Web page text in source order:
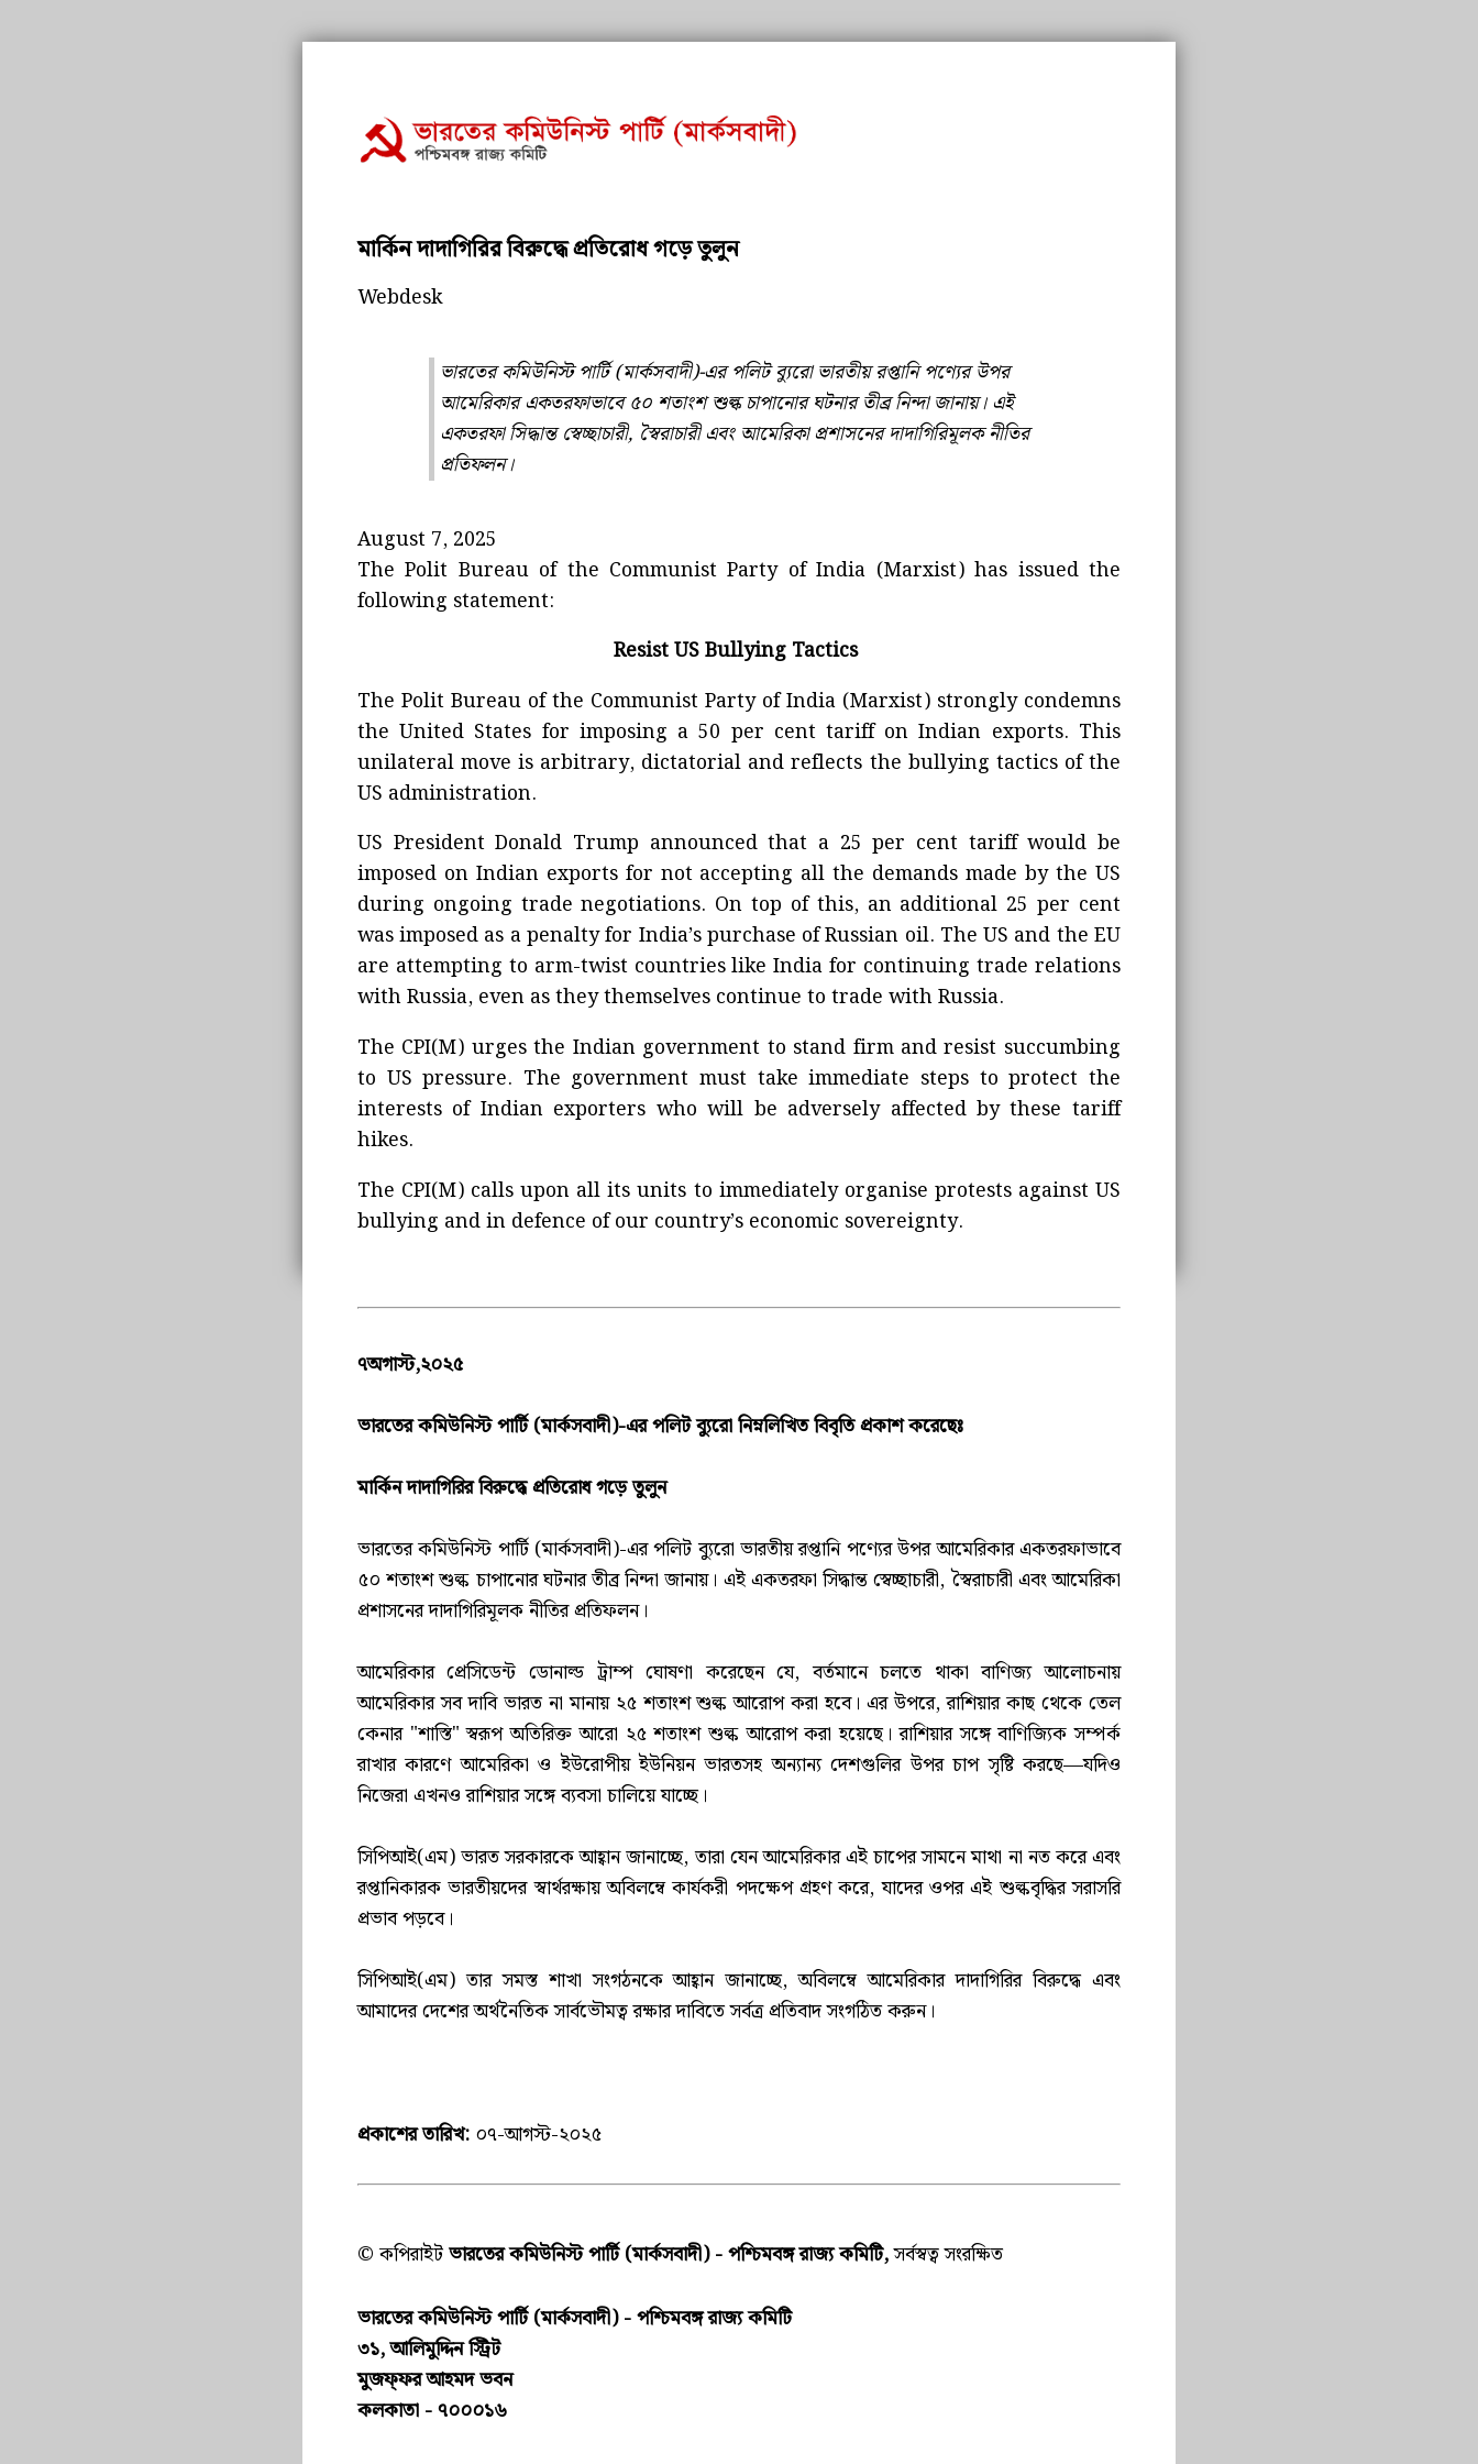
মার্কিন দাদাগিরির বিরুদ্ধে প্রতিরোধ গড়ে তুলুন
Webdesk
ভারতের কমিউনিস্ট পার্টি (মার্কসবাদী)-এর পলিট ব্যুরো ভারতীয় রপ্তানি পণ্যের উপর
আমেরিকার একতরফাভাবে ৫০ শতাংশ শুল্ক চাপানোর ঘটনার তীব্র নিন্দা জানায়। এই
একতরফা সিদ্ধান্ত স্বেচ্ছাচারী, স্বৈরাচারী এবং আমেরিকা প্রশাসনের দাদাগিরিমূলক নীতির
প্রতিফলন।
August 7, 2025
The Polit Bureau of the Communist Party of India (Marxist) has issued the
following statement:
Resist US Bullying Tactics
The Polit Bureau of the Communist Party of India (Marxist) strongly condemns
the United States for imposing a 50 per cent tariff on Indian exports. This
unilateral move is arbitrary, dictatorial and reflects the bullying tactics of the
US administration.
US President Donald Trump announced that a 25 per cent tariff would be
imposed on Indian exports for not accepting all the demands made by the US
during ongoing trade negotiations. On top of this, an additional 25 per cent
was imposed as a penalty for India’s purchase of Russian oil. The US and the EU
are attempting to arm-twist countries like India for continuing trade relations
with Russia, even as they themselves continue to trade with Russia.
The CPI(M) urges the Indian government to stand firm and resist succumbing
to US pressure. The government must take immediate steps to protect the
interests of Indian exporters who will be adversely affected by these tariff
hikes.
The CPI(M) calls upon all its units to immediately organise protests against US
bullying and in defence of our country’s economic sovereignty.
৭অগাস্ট,২০২৫
ভারতের কমিউনিস্ট পার্টি (মার্কসবাদী)-এর পলিট ব্যুরো নিম্নলিখিত বিবৃতি প্রকাশ করেছেঃ
মার্কিন দাদাগিরির বিরুদ্ধে প্রতিরোধ গড়ে তুলুন
ভারতের কমিউনিস্ট পার্টি (মার্কসবাদী)-এর পলিট ব্যুরো ভারতীয় রপ্তানি পণ্যের উপর আমেরিকার একতরফাভাবে
৫০ শতাংশ শুল্ক চাপানোর ঘটনার তীব্র নিন্দা জানায়। এই একতরফা সিদ্ধান্ত স্বেচ্ছাচারী, স্বৈরাচারী এবং আমেরিকা
প্রশাসনের দাদাগিরিমূলক নীতির প্রতিফলন।
আমেরিকার প্রেসিডেন্ট ডোনাল্ড ট্রাম্প ঘোষণা করেছেন যে, বর্তমানে চলতে থাকা বাণিজ্য আলোচনায়
আমেরিকার সব দাবি ভারত না মানায় ২৫ শতাংশ শুল্ক আরোপ করা হবে। এর উপরে, রাশিয়ার কাছ থেকে তেল
কেনার "শাস্তি" স্বরূপ অতিরিক্ত আরো ২৫ শতাংশ শুল্ক আরোপ করা হয়েছে। রাশিয়ার সঙ্গে বাণিজ্যিক সম্পর্ক
রাখার কারণে আমেরিকা ও ইউরোপীয় ইউনিয়ন ভারতসহ অন্যান্য দেশগুলির উপর চাপ সৃষ্টি করছে—যদিও
নিজেরা এখনও রাশিয়ার সঙ্গে ব্যবসা চালিয়ে যাচ্ছে।
সিপিআই(এম) ভারত সরকারকে আহ্বান জানাচ্ছে, তারা যেন আমেরিকার এই চাপের সামনে মাথা না নত করে এবং
রপ্তানিকারক ভারতীয়দের স্বার্থরক্ষায় অবিলম্বে কার্যকরী পদক্ষেপ গ্রহণ করে, যাদের ওপর এই শুল্কবৃদ্ধির সরাসরি
প্রভাব পড়বে।
সিপিআই(এম) তার সমস্ত শাখা সংগঠনকে আহ্বান জানাচ্ছে, অবিলম্বে আমেরিকার দাদাগিরির বিরুদ্ধে এবং
আমাদের দেশের অর্থনৈতিক সার্বভৌমত্ব রক্ষার দাবিতে সর্বত্র প্রতিবাদ সংগঠিত করুন।
প্রকাশের তারিখ: ০৭-আগস্ট-২০২৫
© কপিরাইটভারতের কমিউনিস্ট পার্টি (মার্কসবাদী) - পশ্চিমবঙ্গ রাজ্য কমিটি,সর্বস্বত্ব সংরক্ষিত
ভারতের কমিউনিস্ট পার্টি (মার্কসবাদী) - পশ্চিমবঙ্গ রাজ্য কমিটি
৩১, আলিমুদ্দিন স্ট্রিট
মুজফ্ফ‌র আহমদ ভবন
কলকাতা - ৭০০০১৬